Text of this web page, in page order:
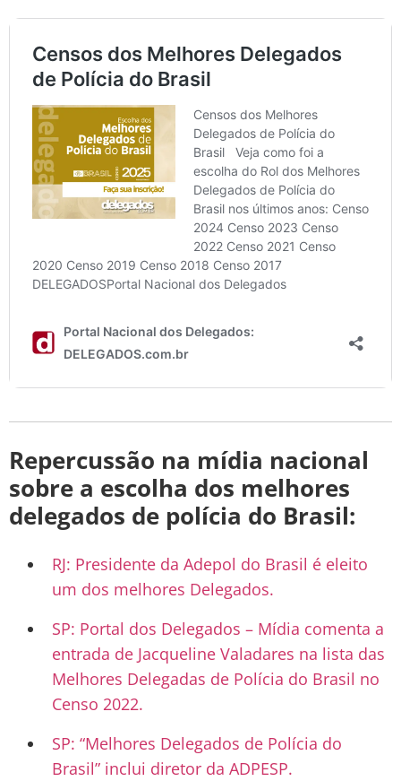
Repercussão na mídia nacional
sobre a escolha dos melhores
delegados de polícia do Brasil:
RJ: Presidente da Adepol do Brasil é eleito
um dos melhores Delegados.
SP: Portal dos Delegados – Mídia comenta a
entrada de Jacqueline Valadares na lista das
Melhores Delegadas de Polícia do Brasil no
Censo 2022.
SP: “Melhores Delegados de Polícia do
Brasil” inclui diretor da ADPESP.